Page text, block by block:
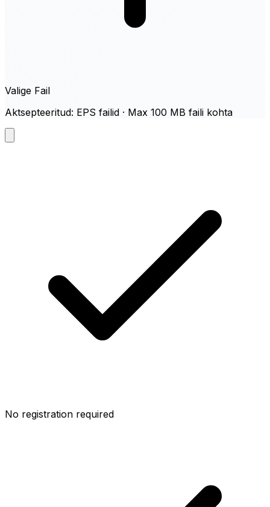
Valige Fail
Aktsepteeritud: EPS failid · Max 100 MB faili kohta
No registration required